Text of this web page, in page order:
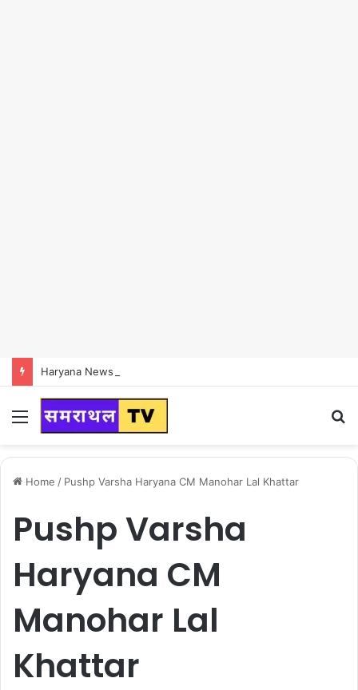
Menu
Home / Pushp Varsha Haryana CM Manohar Lal Khattar
Pushp Varsha
Haryana CM
Manohar Lal
Khattar